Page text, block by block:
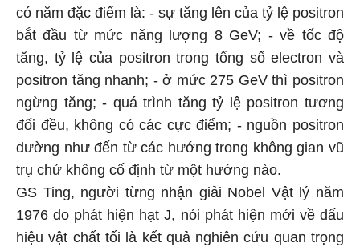
có năm đặc điểm là: - sự tăng lên của tỷ lệ positron
bắt đầu từ mức năng lượng 8 GeV; - về tốc độ
tăng, tỷ lệ của positron trong tổng số electron và
positron tăng nhanh; - ở mức 275 GeV thì positron
ngừng tăng; - quá trình tăng tỷ lệ positron tương
đối đều, không có các cực điểm; - nguồn positron
dường như đến từ các hướng trong không gian vũ
trụ chứ không cố định từ một hướng nào.
GS Ting, người từng nhận giải Nobel Vật lý năm
1976 do phát hiện hạt J, nói phát hiện mới về dấu
hiệu vật chất tối là kết quả nghiên cứu quan trọng